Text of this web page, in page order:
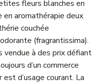
fleurs blanches en
en aromathérapie deux
couchée
(fragrantissima).
à des prix défiant
d’un commerce
d’usage courant. La